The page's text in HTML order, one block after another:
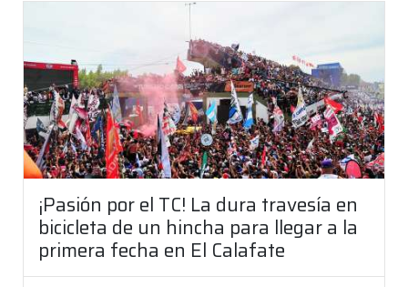
¡Pasión por el TC! La dura travesía en
bicicleta de un hincha para llegar a la
primera fecha en El Calafate